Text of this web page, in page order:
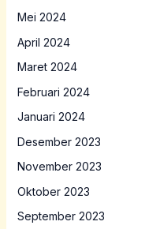
Mei 2024
April 2024
Maret 2024
Februari 2024
Januari 2024
Desember 2023
November 2023
Oktober 2023
September 2023